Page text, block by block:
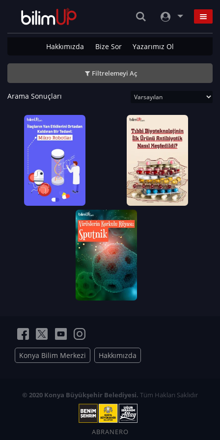
Hakkımızda Bize Sor Yazarımız Ol
Filtrelemeyi Aç
Arama Sonuçları
Konya Bilim Merkezi Hakkımızda
© 2020 Konya Büyükşehir Belediyesi. Tüm Hakları Saklıdır
ABRANERO